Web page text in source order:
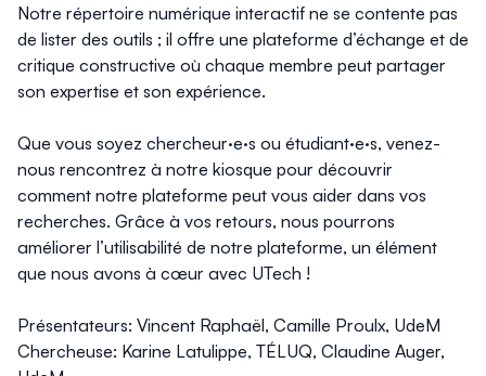
Notre répertoire numérique interactif ne se contente pas
de lister des outils ; il offre une plateforme d’échange et de
critique constructive où chaque membre peut partager
son expertise et son expérience.
Que vous soyez chercheur·e·s ou étudiant·e·s, venez-
nous rencontrez à notre kiosque pour découvrir
comment notre plateforme peut vous aider dans vos
recherches. Grâce à vos retours, nous pourrons
améliorer l’utilisabilité de notre plateforme, un élément
que nous avons à cœur avec UTech !
Présentateurs: Vincent Raphaël, Camille Proulx, UdeM
Chercheuse: Karine Latulippe, TÉLUQ, Claudine Auger,